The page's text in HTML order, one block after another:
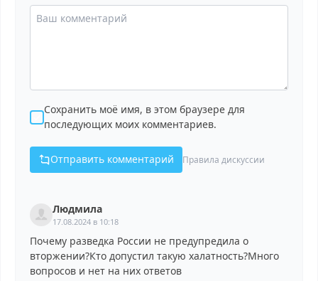
Сохранить моё имя, в этом браузере для
последующих моих комментариев.
Отправить комментарий Правила дискуссии
Людмила
17.08.2024 в 10:18
Почему разведка России не предупредила о
вторжении?Кто допустил такую халатность?Много
вопросов и нет на них ответов